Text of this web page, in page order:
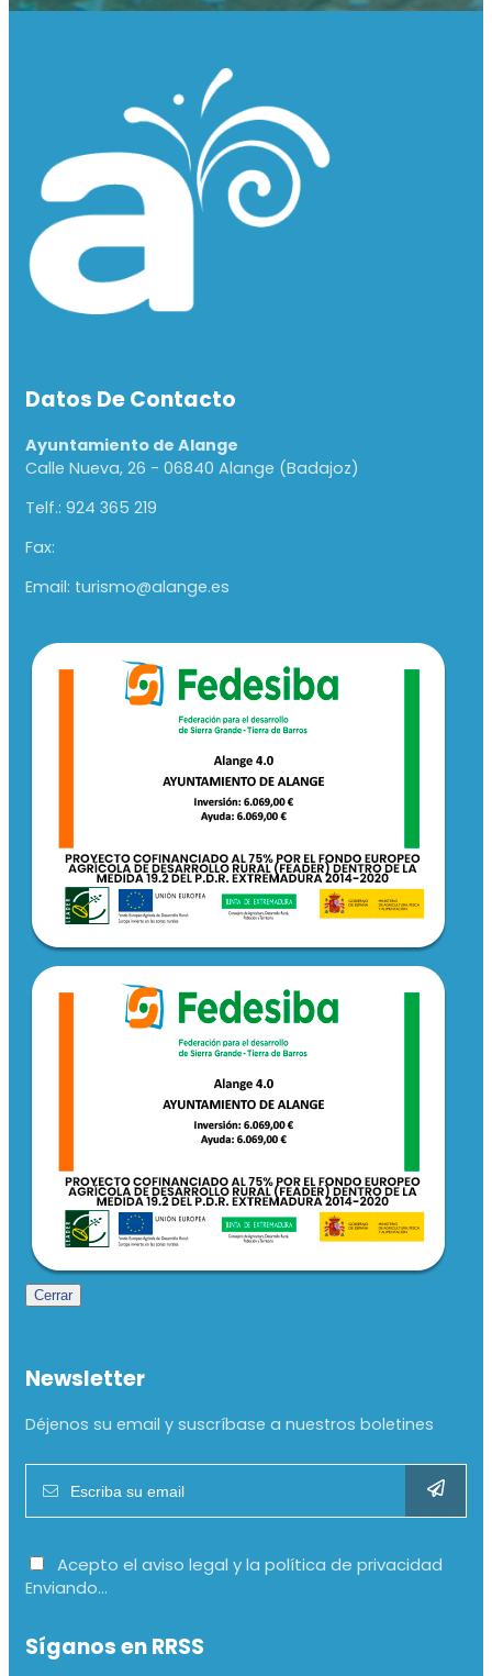
Datos De Contacto
Ayuntamiento de Alange
Calle Nueva, 26 - 06840 Alange (Badajoz)
Telf.: 924 365 219
Fax:
Email: turismo@alange.es
Cerrar
Newsletter
Déjenos su email y suscríbase a nuestros boletines
Acepto el aviso legal y la política de privacidad
Enviando...
Síganos en RRSS